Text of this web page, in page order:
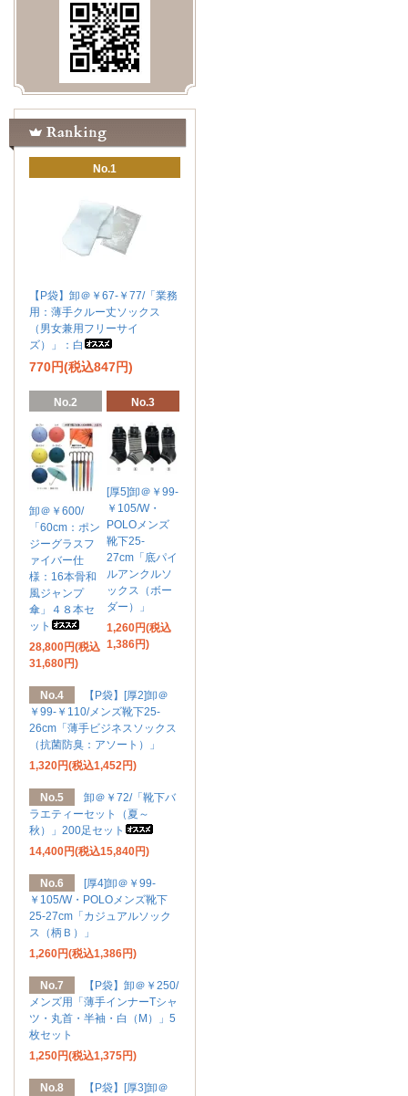
No.1
【P袋】卸＠￥67-￥77/「業務
用：薄手クルー丈ソックス
（男女兼用フリーサイ
ズ）」：白
770円(税込847円)
No.2
卸＠￥600/
「60cm：ポン
ジーグラスフ
ァイバー仕
様：16本骨和
風ジャンプ
傘」４８本セ
ット
28,800円(税込
31,680円)
No.3
[厚5]卸＠￥99-
￥105/W・
POLOメンズ
靴下25-
27cm「底パイ
ルアンクルソ
ックス（ボー
ダー）」
1,260円(税込
1,386円)
No.4
【P袋】[厚2]卸＠
￥99-￥110/メンズ靴下25-
26cm「薄手ビジネスソックス
（抗菌防臭：アソート）」
1,320円(税込1,452円)
No.5
卸＠￥72/「靴下バ
ラエティーセット（夏～
秋）」200足セット
14,400円(税込15,840円)
No.6
[厚4]卸＠￥99-
￥105/W・POLOメンズ靴下
25-27cm「カジュアルソック
ス（柄Ｂ）」
1,260円(税込1,386円)
No.7
【P袋】卸＠￥250/
メンズ用「薄手インナーTシャ
ツ・丸首・半袖・白（M）」5
枚セット
1,250円(税込1,375円)
No.8
【P袋】[厚3]卸＠